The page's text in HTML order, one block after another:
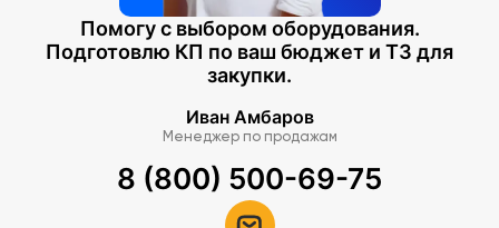
CD диск - 1 шт.
Возраст детей: от 14 лет.
Страна-производитель: Россия.
Помогу с выбором оборудования.
Подготовлю КП по ваш бюджет и ТЗ для
закупки.
Иван Амбаров
Менеджер по продажам
8 (800) 500-69-75